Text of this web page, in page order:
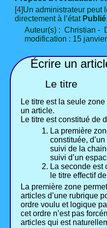
[4]Un administrateur peut
directement à l’état
Auteur(s) : Christian -
modification : 15
Écrire un
Le titre
Le titre est la seule
un article.
Le titre est constitué de
La première
constituée,
suivi de la
suivi d’un
La seconde est
le titre effectif
La première zone
articles d’une rubrique
ordre voulu et logique
cet ordre n’est pas
articles qui est